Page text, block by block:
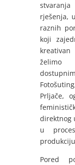
rješenja,
raznih
koji
želimo
Prljače,
direktnog
u
Pored